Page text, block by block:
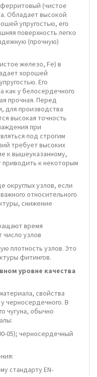
(чистое
Обладает высокой
упругостью, его
поверхность легко
(прочную)
железо, Fe) в
хорошей
Его
как у белосердечного
прочная. Перед
для производства
высокая точность
при
под строгим
требует высоких
к вышеуказанному,
приводить к некоторым
округлых узлов, если
относительного
снижение
время
узлов
плотность узлов. Это
фитингов.
уровне качества
свойства
черносердечного. В
чугуна, обычно
05); черносердечный
стандарту EN-